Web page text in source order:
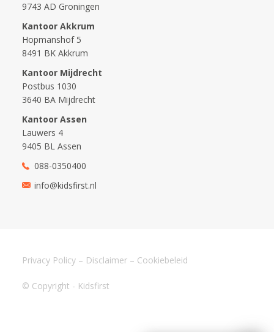
9743 AD Groningen
Kantoor Akkrum
Hopmanshof 5
8491 BK Akkrum
Kantoor Mijdrecht
Postbus 1030
3640 BA Mijdrecht
Kantoor Assen
Lauwers 4
9405 BL Assen
088-0350400
info@kidsfirst.nl
© Copyright - Kidsfirst
Privacy Policy – Disclaimer – Cookiebeleid